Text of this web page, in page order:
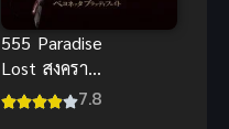
555 Paradise
Lost สงคราม
มนุษย์กลาย7.8